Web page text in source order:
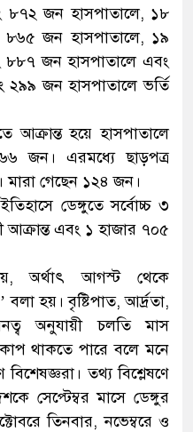
৮৭২ জন হাসপাতালে, ১৮
৮৬৫ জন হাসপাতালে, ১৯
৮৮৭ জন হাসপাতালে এবং
২৯৯ জন হাসপাতালে ভর্তি
আক্রান্ত হয়ে হাসপাতালে
জন। এরমধ্যে ছাড়পত্র
গেছেন ১২৪ জন।
ডেঙ্গুতে সর্বোচ্চ ৩
এবং ১ হাজার ৭০৫
অর্থাৎ আগস্ট থেকে
বলা হয়। বৃষ্টিপাত, আর্দ্রতা,
অনুযায়ী চলতি মাস
থাকতে পারে বলে মনে
তথ্য বিশ্লেষণে
সেপ্টেম্বর মাসে ডেঙ্গুর
তিনবার, নভেম্বরে ও